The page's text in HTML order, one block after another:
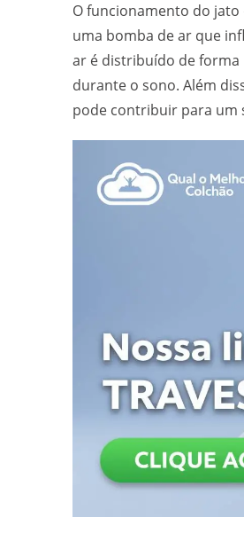
O funcionamento do
uma bomba de ar que
ar é distribuído de
durante o sono. Além
pode contribuir para um